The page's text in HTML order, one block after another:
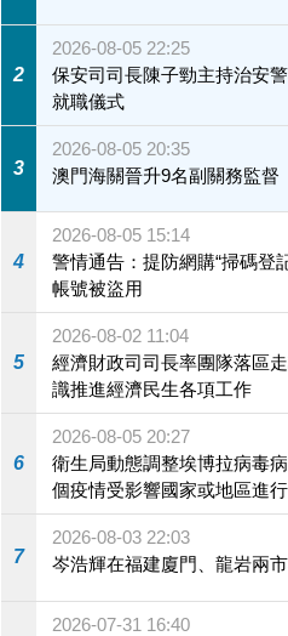
2
2026-08-05 22:25
保安司司長陳子勁主持治安
就職儀式
3
2026-08-05 20:35
澳門海關晉升9名副關務監督
4
2026-08-05 15:14
警情通告：提防網購“掃碼登
帳號被盜用
5
2026-08-02 11:04
經濟財政司司長率團隊落區
識推進經濟民生各項工作
6
2026-08-05 20:27
衛生局動態調整埃博拉病毒
個疫情受影響國家或地區進
施
7
2026-08-03 22:03
岑浩輝在福建廈門、龍岩兩
2026-07-31 16:40